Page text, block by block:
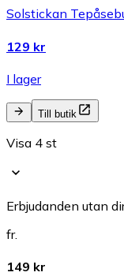
Solstickan
129 kr
I lager
Till butik
Visa 4 st
Erbjudanden utan
fr.
149 kr